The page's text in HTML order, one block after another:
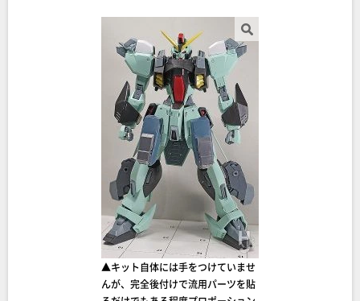
▲キット自体には手をつけていませ
んが、完全後付けで流用パーツを貼